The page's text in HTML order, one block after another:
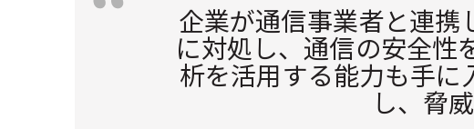
企業が通信事業者と連
に対処し、通信の安全性
析を活用する能力も手
し、脅